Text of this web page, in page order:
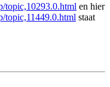
topic,10293.0.html en hier
topic,11449.0.html staat